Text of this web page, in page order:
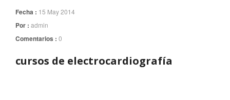
Fecha : 15 May 2014
Por : admin
Comentarios : 0
cursos de electrocardiografía